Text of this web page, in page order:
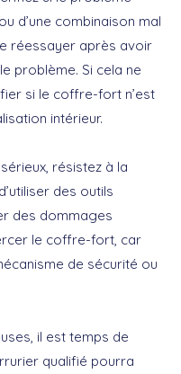
d’une combinaison mal
réessayer après avoir
problème. Si cela ne
si le coffre-fort n’est
intérieur.
résistez à la
des outils
des dommages
le coffre-fort, car
de sécurité ou
il est temps de
qualifié pourra